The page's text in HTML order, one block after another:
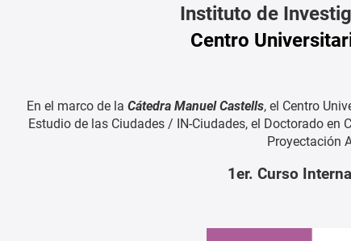
Instituto de
Centro
En el marco de la Cátedra Manuel Castells, el Centro
Estudio de las Ciudades / IN-Ciudades, el Doctorado
Proyectación
1er. Curso